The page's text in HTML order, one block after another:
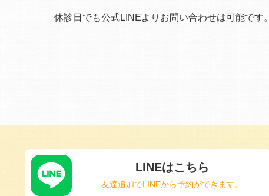
休診日でも公式LINEよりお問い合わせは可能です。
LINEはこちら
友達追加でLINEから予約ができます。